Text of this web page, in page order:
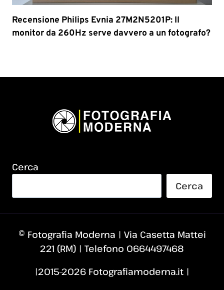
Recensione Philips Evnia 27M2N5201P: Il
monitor da 260Hz serve davvero a un fotografo?
Cerca
Cerca
© Fotografia Moderna | Via Casetta Mattei
221 (RM) | Telefono 0664497468
|2015–2026 Fotografiamoderna.it |